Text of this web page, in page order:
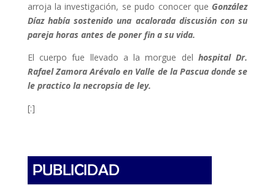
arroja la investigación, se pudo conocer que González
Díaz había sostenido una acalorada discusión con su
pareja horas antes de poner fin a su vida.
El cuerpo fue llevado a la morgue del hospital Dr.
Rafael Zamora Arévalo en Valle de la Pascua donde se
le practico la necropsia de ley.
[:]